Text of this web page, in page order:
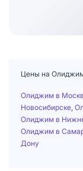
Цены на Олиджим
Олиджим в
Новосибирске
Олиджим в
Олиджим в
Дону